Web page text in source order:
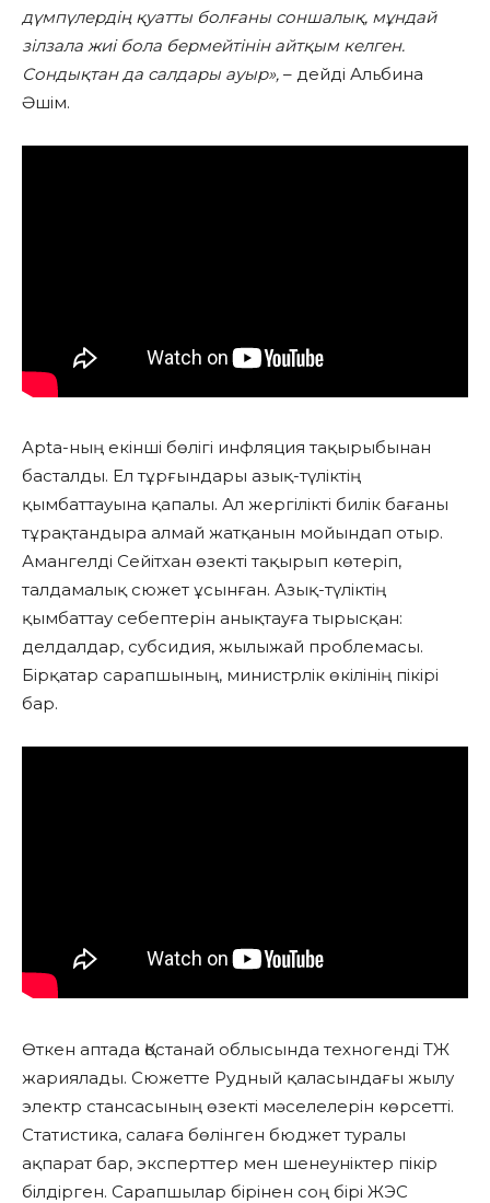
дүмпүлердің қуатты болғаны соншалық, мұндай
зілзала жиі бола бермейтінін айтқым келген.
Сондықтан да салдары ауыр», – дейді Альбина
Әшім.
Apta-ның екінші бөлігі инфляция тақырыбынан
басталды. Ел тұрғындары азық-түліктің
қымбаттауына қапалы. Ал жергілікті билік бағаны
тұрақтандыра алмай жатқанын мойындап отыр.
Амангелді Сейітхан өзекті тақырып көтеріп,
талдамалық сюжет ұсынған. Азық-түліктің
қымбаттау себептерін анықтауға тырысқан:
делдалдар, субсидия, жылыжай проблемасы.
Бірқатар сарапшының, министрлік өкілінің пікірі
бар.
Өткен аптада Қостанай облысында техногенді ТЖ
жариялады. Сюжетте Рудный қаласындағы жылу
электр стансасының өзекті мәселелерін көрсетті.
Статистика, салаға бөлінген бюджет туралы
ақпарат бар, эксперттер мен шенеуніктер пікір
білдірген. Сарапшылар бірінен соң бірі ЖЭС